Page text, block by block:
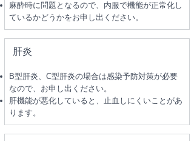
麻酔時に問題となるので、内服で機能が正常化し
ているかどうかをお申し出ください。
肝炎
B型肝炎、C型肝炎の場合は感染予防対策が必要
なので、お申し出ください。
肝機能が悪化していると、止血しにくいことがあ
ります。